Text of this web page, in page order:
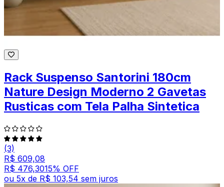
Rack Suspenso Santorini 180cm
Nature Design Moderno 2 Gavetas
Rusticas com Tela Palha Sintetica
(3)
R$ 609,08
R$ 476,3015% OFF
ou 5x de R$ 103,54 sem juros